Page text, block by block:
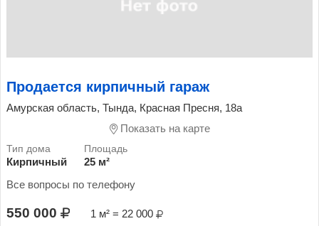
Продается кирпичный гараж
Амурская область, Тында, Красная Пресня, 18а
Показать на карте
Кирпичный
25 м²
Все вопросы по телефону
550 000 1 м² = 22 000